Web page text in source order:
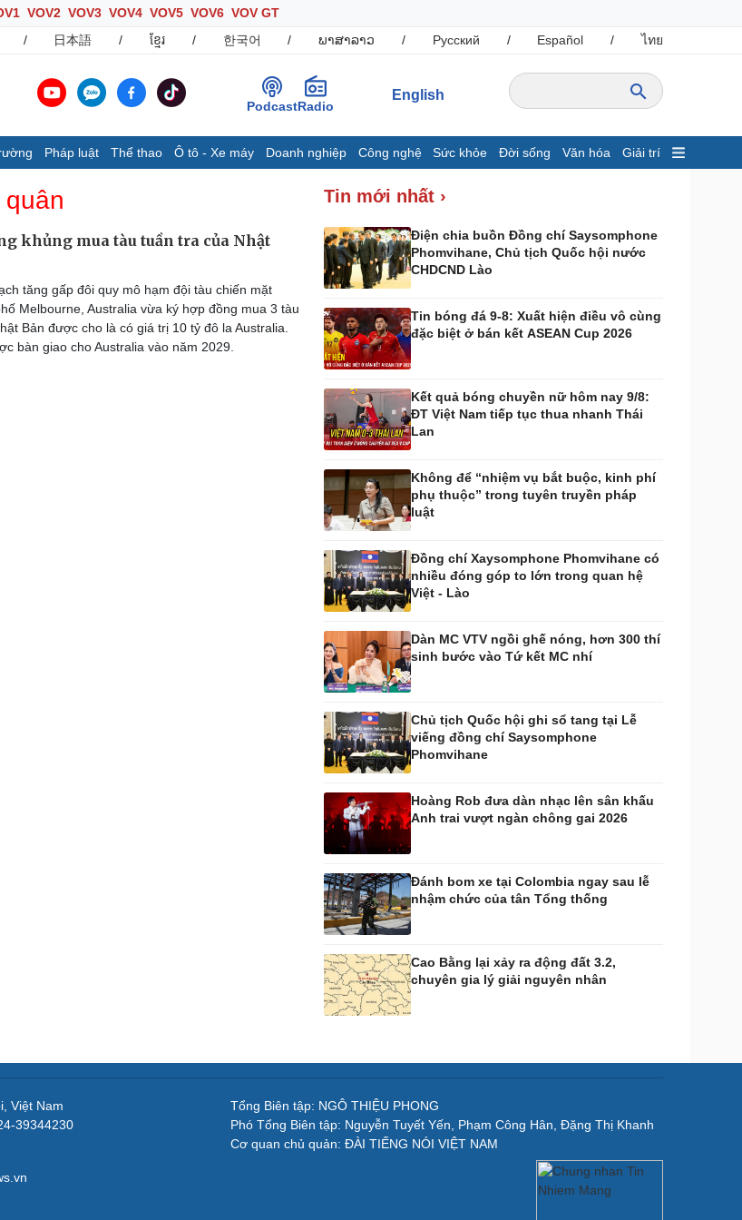
VOV2 VOV3 VOV4 VOV5 VOV6 VOV GT
/ 日本語 / ខ្មែរ / 한국어 / ພາສາລາວ / Русский / Español / ไทย
PodcastRadio
English
Pháp luật Thể thao Ô tô - Xe máy Doanh nghiệp Công nghệ Sức khỏe Đời sống Văn hóa Giải trí
sát
sống đó đây
Video
Kinh tế
Khởi nghiệp
Tiêu dùng
Tỷ giá
máy
Doanh nghiệp
Công nghệ
Sành điệu
Trải nghiệm
Chuyển đổi số
Sức khỏe
Sản phụ khoa
Nhi khoa
Phòng mạch online
Ăn sạch sống khỏe
Quân sự - Quốc phòng
Vũ khí
Việt Nam
Phân tích
khủng mua tàu tuần tra của Nhật
tăng gấp đôi quy mô hạm đội tàu chiến mặt
Melbourne, Australia vừa ký hợp đồng mua 3 tàu
Bản được cho là có giá trị 10 tỷ đô la Australia.
bàn giao cho Australia vào năm 2029.
Tin mới nhất ›
Điện chia buồn Đồng chí Saysomphone
Phomvihane, Chủ tịch Quốc hội nước
CHDCND Lào
Tin bóng đá 9-8: Xuất hiện điều vô cùng
đặc biệt ở bán kết ASEAN Cup 2026
Kết quả bóng chuyền nữ hôm nay 9/8:
ĐT Việt Nam tiếp tục thua nhanh Thái
Lan
Không để “nhiệm vụ bắt buộc, kinh phí
phụ thuộc” trong tuyên truyền pháp
luật
Đồng chí Xaysomphone Phomvihane có
nhiều đóng góp to lớn trong quan hệ
Việt - Lào
Dàn MC VTV ngồi ghế nóng, hơn 300 thí
sinh bước vào Tứ kết MC nhí
Chủ tịch Quốc hội ghi sổ tang tại Lễ
viếng đồng chí Saysomphone
Phomvihane
Hoàng Rob đưa dàn nhạc lên sân khấu
Anh trai vượt ngàn chông gai 2026
Đánh bom xe tại Colombia ngay sau lễ
nhậm chức của tân Tổng thống
Cao Bằng lại xảy ra động đất 3.2,
chuyên gia lý giải nguyên nhân
Việt Nam
39344230
Tổng Biên tập: NGÔ THIỆU PHONG
Phó Tổng Biên tập: Nguyễn Tuyết Yến, Phạm Công Hân, Đặng Thị Khanh
Cơ quan chủ quản: ĐÀI TIẾNG NÓI VIỆT NAM